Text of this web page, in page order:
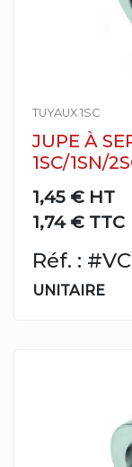
TUYAUX 1SC
JUPE À
1SC/1SN/
1,45 € HT
1,74 € TTC
Réf. :
UNITAIRE